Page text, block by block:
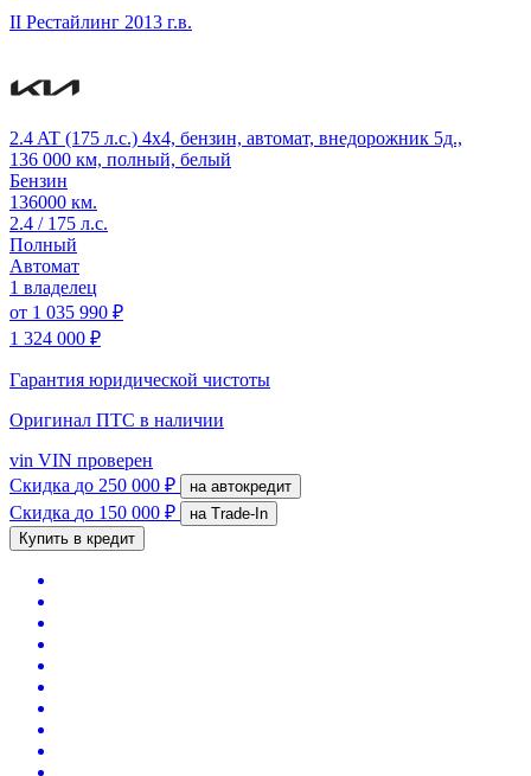
II Рестайлинг 2013 г.в.
2.4 AT (175 л.с.) 4x4, бензин, автомат, внедорожник 5д.,
136 000 км, полный, белый
Бензин
136000 км.
2.4 / 175 л.с.
Полный
Автомат
1 владелец
от 1 035 990 ₽
1 324 000 ₽
Гарантия юридической чистоты
Оригинал ПТС в наличии
vin VIN проверен
Скидка до 250 000 ₽ на автокредит
Скидка до 150 000 ₽
на Trade-In
Купить в кредит